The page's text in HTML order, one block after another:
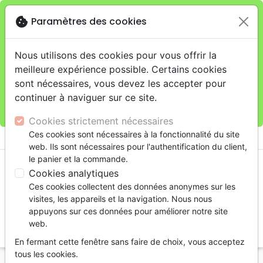
Je veux retirer ma commande au 4, rue Audubon
(Gare de Lyon), Parisclose
warningCette boutique en ligne est limitée au retrait en
magasin.
Pour les livraisons à domicile, veuillez passer vos
commandes sur la boutique La Maison de la Bible
shopping_cart
cookie Paramètres des cookies
Nous utilisons des cookies pour vous offrir la
meilleure expérience possible. Certains cookies
sont nécessaires, vous devez les accepter pour
continuer à naviguer sur ce site.
Cookies strictement nécessaires
Ces cookies sont nécessaires à la fonctionnalité du site
web. Ils sont nécessaires pour l'authentification du client,
le panier et la commande.
Cookies analytiques
Ces cookies collectent des données anonymes sur les
visites, les appareils et la navigation. Nous nous
appuyons sur ces données pour améliorer notre site
web.
En fermant cette fenêtre sans faire de choix, vous acceptez
tous les cookies.